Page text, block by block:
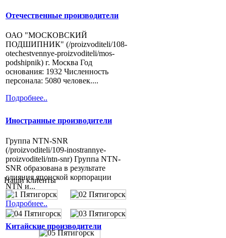
Отечественные производители
ОАО "МОСКОВСКИЙ
ПОДШИПНИК" (/proizvoditeli/108-
otechestvennye-proizvoditeli/mos-
podshipnik) г. Москва Год
основания: 1932 Численность
персонала: 5080 человек....
Подробнее..
Иностранные производители
Группа NTN-SNR
(/proizvoditeli/109-inostrannye-
proizvoditeli/ntn-snr) Группа NTN-
SNR образована в результате
слияния японской корпорации
NTN и...
Подробнее..
Китайские производители
Наши клиенты